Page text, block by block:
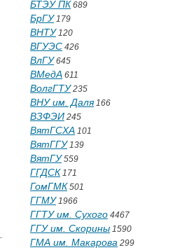
БТЭУ ПК 689
БрГУ179
ВНТУ120
ВГУЭС 426
ВлГУ645
ВМедА 611
ВолгГТУ235
ВНУ им. Даля166
ВЗФЭИ 245
ВятГСХА 101
ВятГГУ139
ВятГУ559
ГГДСК 171
ГомГМК 501
ГГМУ1966
ГГТУ им. Сухого 4467
ГГУ им. Скорины 1590
ГМА им. Макарова 299